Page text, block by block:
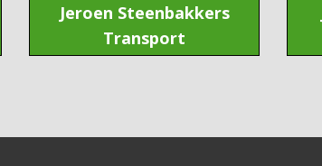
Jeroen Steenbakkers
Transport